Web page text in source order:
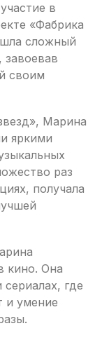
в
«Фабрика
сложный
завоевав
своим
Марина
яркими
раз
получала
кино. Она
где
и умение